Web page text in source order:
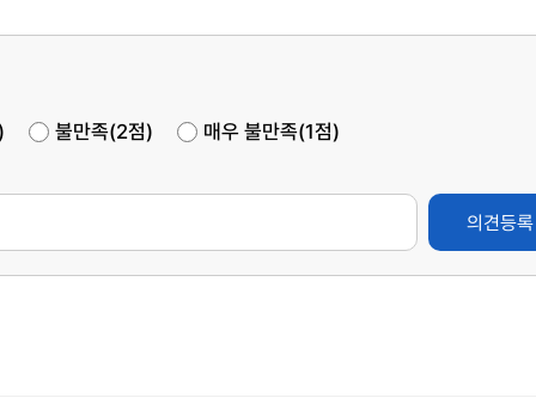
불만족(2점) 매우 불만족(1점)
의견등록